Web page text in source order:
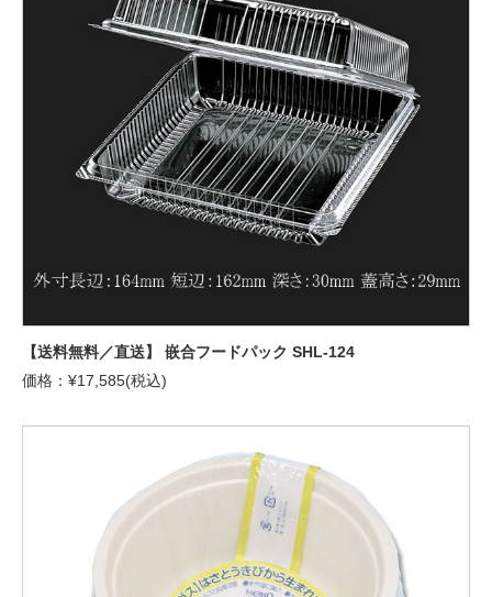
【送料無料／直送】 嵌合フードパック SHL-124
価格：¥17,585(税込)